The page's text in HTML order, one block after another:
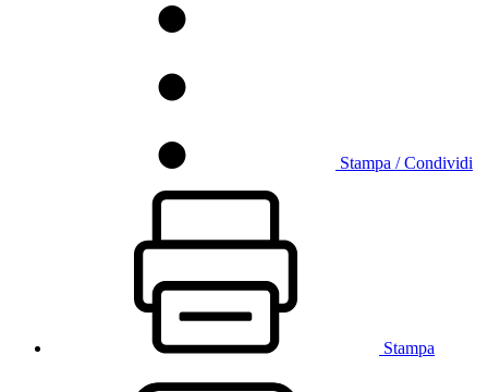
Stampa / Condividi
Stampa